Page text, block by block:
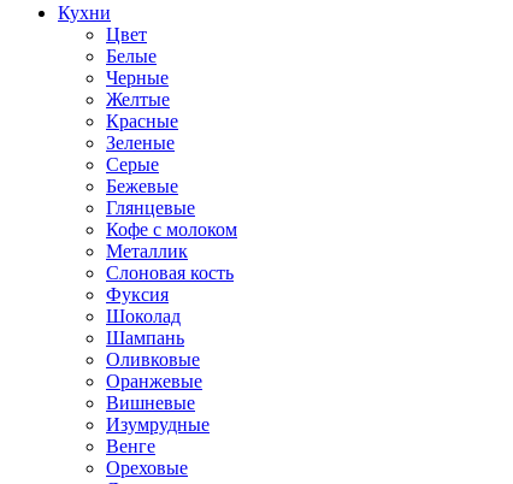
Кухни
Цвет
Белые
Черные
Желтые
Красные
Зеленые
Серые
Бежевые
Глянцевые
Кофе с молоком
Металлик
Слоновая кость
Фуксия
Шоколад
Шампань
Оливковые
Оранжевые
Вишневые
Изумрудные
Венге
Ореховые